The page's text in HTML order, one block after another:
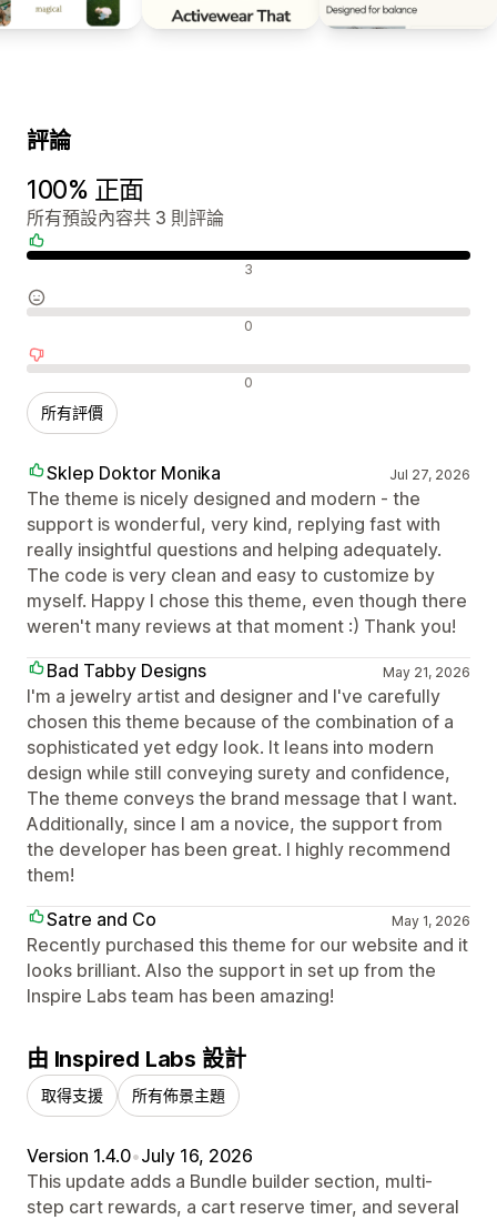
評論
100% 正面
所有預設內容共 3 則評論
3
0
0
所有評價
Sklep Doktor Monika Jul 27, 2026
The theme is nicely designed and modern - the
support is wonderful, very kind, replying fast with
really insightful questions and helping adequately.
The code is very clean and easy to customize by
myself. Happy I chose this theme, even though there
weren't many reviews at that moment :) Thank you!
Bad Tabby Designs
May 21, 2026
I'm a jewelry artist and designer and I've carefully
chosen this theme because of the combination of a
sophisticated yet edgy look. It leans into modern
design while still conveying surety and confidence,
The theme conveys the brand message that I want.
Additionally, since I am a novice, the support from
the developer has been great. I highly recommend
them!
Satre and Co
May 1, 2026
Recently purchased this theme for our website and it
looks brilliant. Also the support in set up from the
Inspire Labs team has been amazing!
由 Inspired Labs 設計
取得支援 所有佈景主題
Version 1.4.0•July 16, 2026
This update adds a Bundle builder section, multi-
step cart rewards, a cart reserve timer, and several